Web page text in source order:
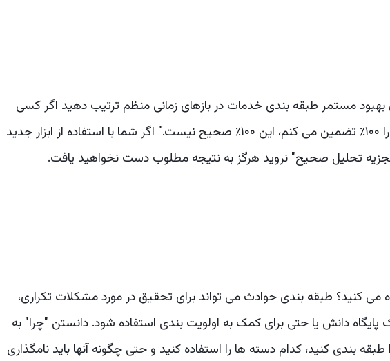
بهبود مستمر طبقه بندی خدمات در بازهای زمانی منظم ترتیب دهید اگر کسی
می گوید: "من وجود این دسته بندی را ۱۰۰٪ تضمین می کنم، این ۱۰۰٪ صحیح نیست." اگر شما با استفاده از ابزار جدید
تحلیل صحیح" نروید هرگز به نتیجه مطلوب دست نخواهید یافت.
می کنید؟ طبقه بندی حوادث می تواند برای تحقیق در مورد مشکلات تکراری،
پایگاه دانش یا حتی برای کمک به اولویت بندی استفاده شود. دانستن "چرا" به
بندی کنید، کدام دسته ها را استفاده کنید و حتی چگونه آنها باید نامگذاری